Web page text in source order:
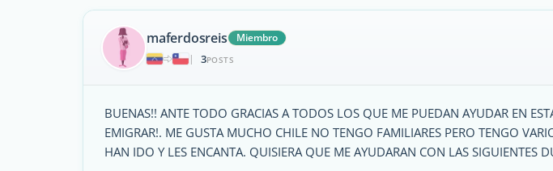
maferdosreis
Miembro
|
3POSTS
BUENAS!! ANTE TODO GRACIAS A TODOS LOS QUE ME PUEDAN AYUDAR EN
EMIGRAR!. ME GUSTA MUCHO CHILE NO TENGO FAMILIARES PERO TENGO
HAN IDO Y LES ENCANTA. QUISIERA QUE ME AYUDARAN CON LAS SIGUIENTES